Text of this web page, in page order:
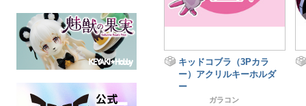
キッドコブラ（3Pカラ
ー）アクリルキーホルダ
ー
ガラコン